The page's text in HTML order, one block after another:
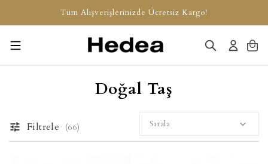
Tüm Alışverişlerinizde Ücretsiz Kargo!
Doğal Taş
Filtrele (66) Sırala